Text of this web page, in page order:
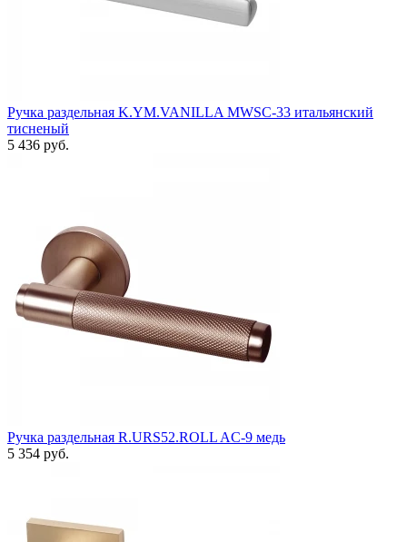
Ручка раздельная K.YM.VANILLA MWSC-33 итальянский
тисненый
5 436 руб.
Ручка раздельная R.URS52.ROLL AC-9 медь
5 354 руб.